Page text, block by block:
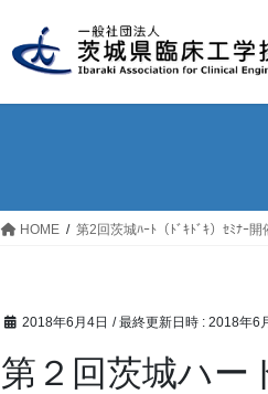
HOME 第2回茨城ﾊｰﾄ（ﾄﾞｷﾄﾞｷ）ｾﾐﾅｰ
2018年6月4日 / 最終更新日時 : 2018年6
第２回茨城ハー